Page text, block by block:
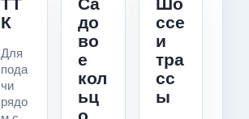
К
Для
пода
чи
рядо
до
во
е
кол
ьц
ссе
и
тра
сс
ы